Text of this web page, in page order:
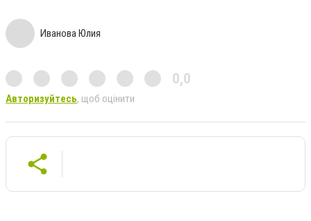
Иванова Юлия
0,0
Авторизуйтесь, щоб оцінити